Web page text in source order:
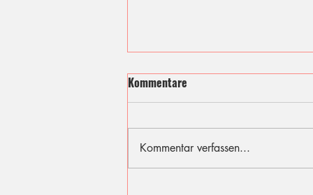
Kommentare
Kommentar verfassen...